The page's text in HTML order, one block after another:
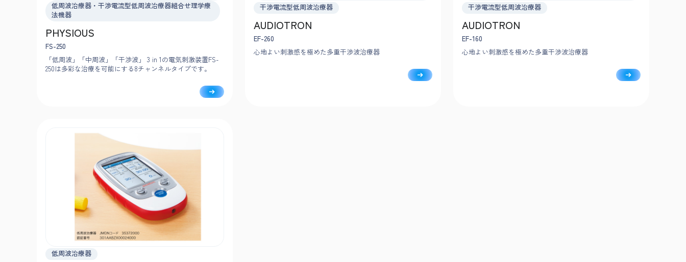
低周波治療器・干渉電流型低周波治療器組合せ理学療
法機器
PHYSIOUS
FS-250
「低周波」「中周波」「干渉波」 3 in 1の電気刺激装置FS-
250は多彩な治療を可能にする8チャンネルタイプです。
干渉電流型低周波治療器
AUDIOTRON
EF-260
心地よい刺激感を極めた多重干渉波治療器
干渉電流型低周波治療器
AUDIOTRON
EF-160
心地よい刺激感を極めた多重干渉波治療器
低周波治療器